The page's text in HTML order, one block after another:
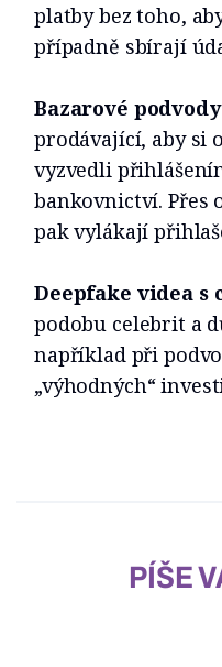
platby bez toho,
případně sbírají
Bazarové
prodávající, aby si
vyzvedli
bankovnictví. Přes
pak vylákají
Deepfake videa
podobu celebrit a
například při
„výhodných“
PÍŠE